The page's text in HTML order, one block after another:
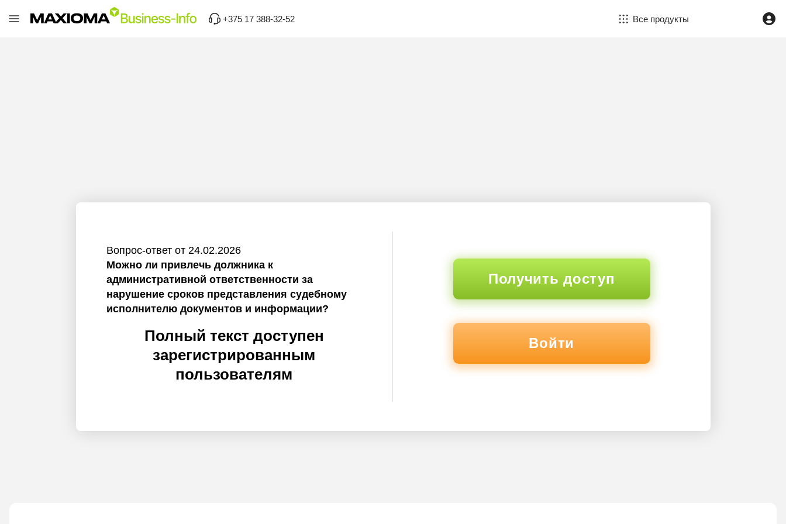
+375 17 388-32-52 Все продукты
Вопрос-ответ от 24.02.2026
Можно ли привлечь должника к
административной ответственности за
нарушение сроков представления судебному
исполнителю документов и информации?
Полный текст доступен
зарегистрированным
пользователям
Получить доступ
Войти